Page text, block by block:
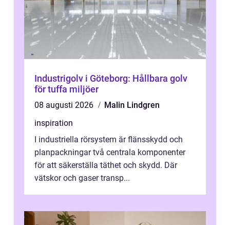
Industrigolv i Göteborg: Hållbara golv
för tuffa miljöer
08 augusti 2026
Malin Lindgren
inspiration
I industriella rörsystem är flänsskydd och
planpackningar två centrala komponenter
för att säkerställa täthet och skydd. Där
vätskor och gaser transp...